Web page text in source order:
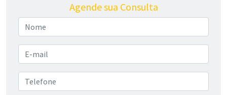
Agende sua Consulta